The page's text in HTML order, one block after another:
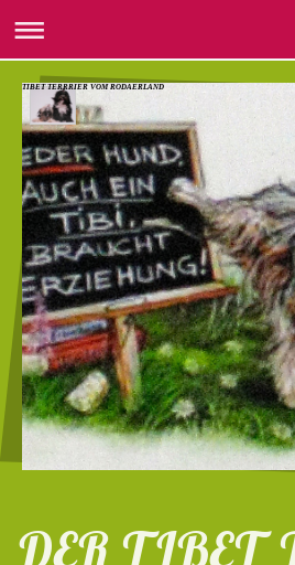
TIBET TERRRIER VOM RODAERLAND
DER TIBET